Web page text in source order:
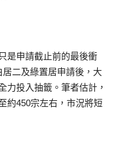
是申請截止前的最後衝
二及綠置居申請後，大
力投入抽籤。筆者估計，
約450宗左右，市況將短